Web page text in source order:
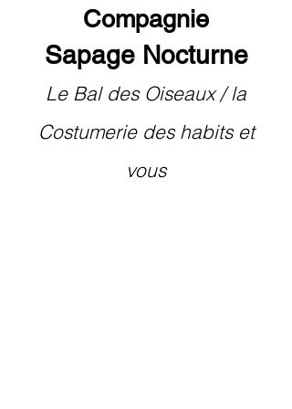
Compagnie
Sapage Nocturne
Le Bal des Oiseaux / la
Costumerie des habits et
vous